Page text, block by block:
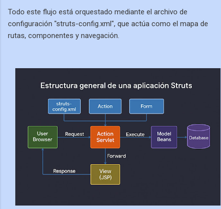
Todo este flujo está orquestado mediante el archivo de
configuración "struts-config.xml", que actúa como el mapa de
rutas, componentes y navegación.